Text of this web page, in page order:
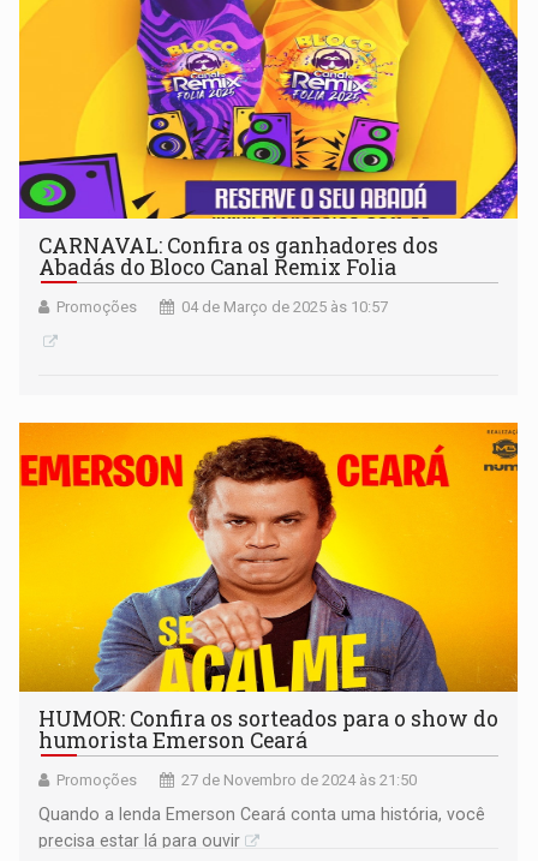
CARNAVAL: Confira os ganhadores dos
Abadás do Bloco Canal Remix Folia
Promoções 04 de Março de 2025 às 10:57
HUMOR: Confira os sorteados para o show do
humorista Emerson Ceará
Promoções 27 de Novembro de 2024 às 21:50
Quando a lenda Emerson Ceará conta uma história, você
precisa estar lá para ouvir